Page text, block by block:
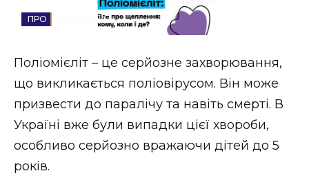
Втрачений Ужгород
Втрачений Ужгород (відеоверсія)
ЗАКАРПАТСЬКІ НОВИНИ
ЗДОРОВ'Я
Поліомієліт – це серйозне захворювання,
що викликається поліовірусом. Він може
призвести до паралічу та навіть смерті. В
Україні вже були випадки цієї хвороби,
особливо серйозно вражаючи дітей до 5
років.